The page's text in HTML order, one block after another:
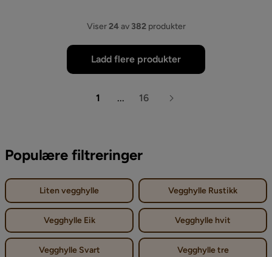
Viser24av 382produkter
Ladd flere produkter
1 ... 16
Populære filtreringer
Liten vegghylle Vegghylle Rustikk
Vegghylle Eik Vegghylle hvit
Vegghylle Svart Vegghylle tre